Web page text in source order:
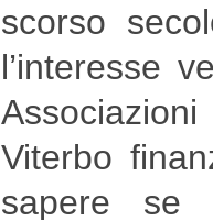
scorso
l’interesse
Viterbo
sapere se